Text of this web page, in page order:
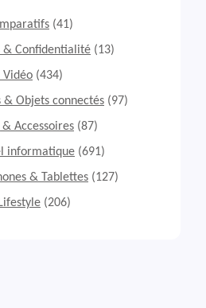
(41)
& Confidentialité (13)
Vidéo (434)
& Objets connectés (97)
& Accessoires (87)
informatique (691)
& Tablettes (127)
(206)